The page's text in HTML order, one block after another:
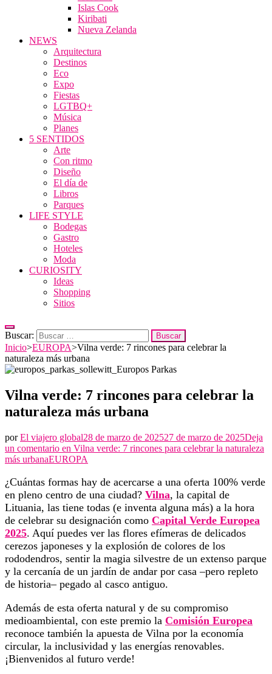
Islas Cook
Kiribati
Nueva Zelanda
NEWS
Arquitectura
Destinos
Eco
Expo
Fiestas
LGTBQ+
Música
Planes
5 SENTIDOS
Arte
Con ritmo
Diseño
El día de
Libros
Parques
LIFE STYLE
Bodegas
Gastro
Hoteles
Moda
CURIOSITY
Ideas
Shopping
Sitios
Buscar:
Inicio>EUROPA>Vilna verde: 7 rincones para celebrar la
naturaleza más urbana
Vilna verde: 7 rincones para celebrar la
naturaleza más urbana
porEl viajero global28 de marzo de 202527 de marzo de 2025Deja
un comentario en Vilna verde: 7 rincones para celebrar la naturaleza
más urbanaEUROPA
¿Cuántas formas hay de acercarse a una oferta 100% verde
en pleno centro de una ciudad? Vilna, la capital de
Lituania, las tiene todas (e inventa alguna más) a la hora
de celebrar su designación como Capital Verde Europea
2025. Aquí puedes ver las flores efímeras de delicados
cerezos japoneses y la explosión de colores de los
rododendros, sentir la magia silvestre de un extenso parque
y la cercanía de un jardín de andar por casa –pero repleto
de historia– pegado al casco antiguo.
Además de esta oferta natural y de su compromiso
medioambiental, con este premio la Comisión Europea
reconoce también la apuesta de Vilna por la economía
circular, la inclusividad y las energías renovables.
¡Bienvenidos al futuro verde!